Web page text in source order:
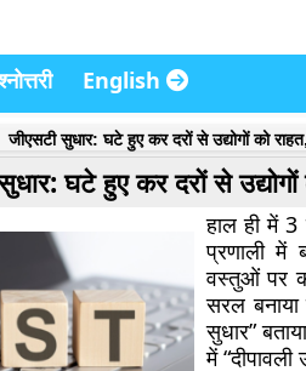
English
जीएसटी सुधार: घटे हुए कर दरों से उद्योगों को
घटे हुए कर दरों से
हाल ही में
प्रणाली
वस्तुओं पर
सरल
सुधार”
में